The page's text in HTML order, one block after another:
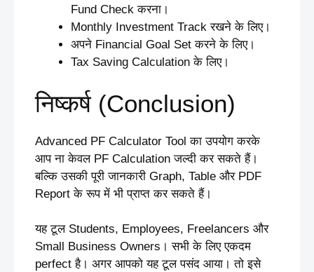
Fund Check करना।
Monthly Investment Track रखने के लिए।
अपने Financial Goal Set करने के लिए।
Tax Saving Calculation के लिए।
निष्कर्ष (Conclusion)
Advanced PF Calculator Tool का उपयोग करके
आप ना केवल PF Calculation जल्दी कर सकते हैं।
बल्कि उसकी पूरी जानकारी Graph, Table और PDF
Report के रूप में भी प्राप्त कर सकते हैं।
यह टूल Students, Employees, Freelancers और
Small Business Owners। सभी के लिए एकदम
perfect है। अगर आपको यह टूल पसंद आया। तो इसे